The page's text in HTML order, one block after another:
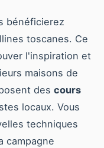
bénéficierez
toscanes. Ce
l'inspiration et
maisons de
des cours
locaux. Vous
techniques
campagne